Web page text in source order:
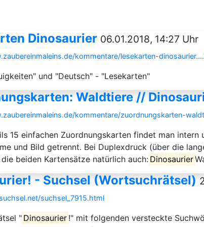
Dinosaurier 06.01.2018, 14:27 Uhr
kommentare/lesekarten-
und "Deutsch" - "Lesekarten"
Waldtiere //
kommentare/zuordnungskarten-
15 einfachen Zuordnungskarten findet man
und Bild getrennt. Bei Duplexdruck (über die
beiden Kartensätze natürlich auch: Dinosaurier
- Suchsel (Wortsuchrätsel)
suchsel_7915.html
" Dinosaurier !" mit folgenden versteckte